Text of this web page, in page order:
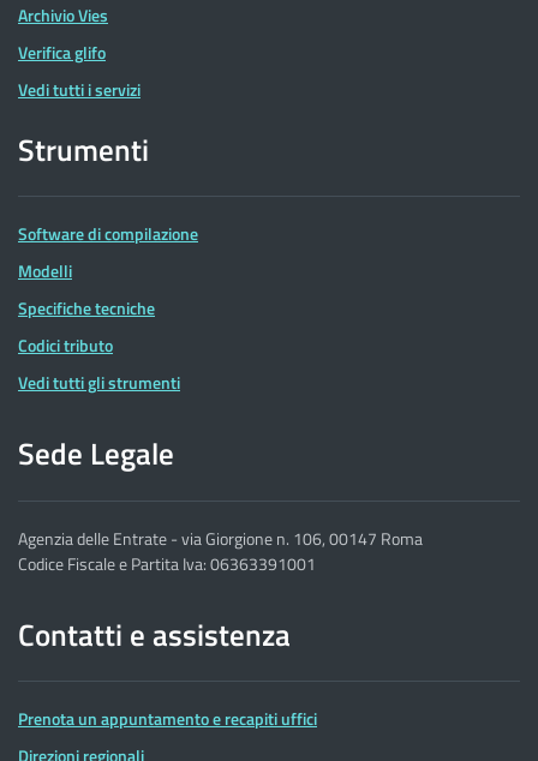
Archivio Vies
Verifica glifo
Vedi tutti i servizi
Strumenti
Software di compilazione
Modelli
Specifiche tecniche
Codici tributo
Vedi tutti gli strumenti
Sede Legale
Agenzia delle Entrate - via Giorgione n. 106, 00147 Roma
Codice Fiscale e Partita Iva: 06363391001
Contatti e assistenza
Prenota un appuntamento e recapiti uffici